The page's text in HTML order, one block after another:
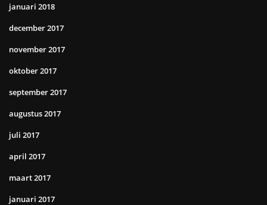
januari 2018
december 2017
november 2017
oktober 2017
september 2017
augustus 2017
juli 2017
april 2017
maart 2017
januari 2017